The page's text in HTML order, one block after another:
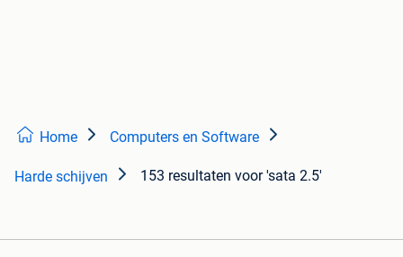
Home Computers en Software
Harde schijven 153 resultaten voor 'sata 2.5'